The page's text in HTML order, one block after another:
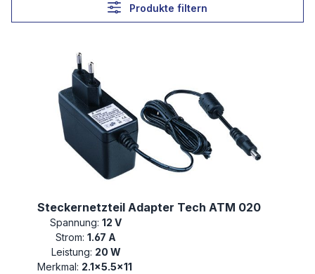
Produkte filtern
Steckernetzteil Adapter Tech ATM 020
Spannung: 12 V
Strom: 1.67 A
Leistung: 20 W
Merkmal: 2.1×5.5×11